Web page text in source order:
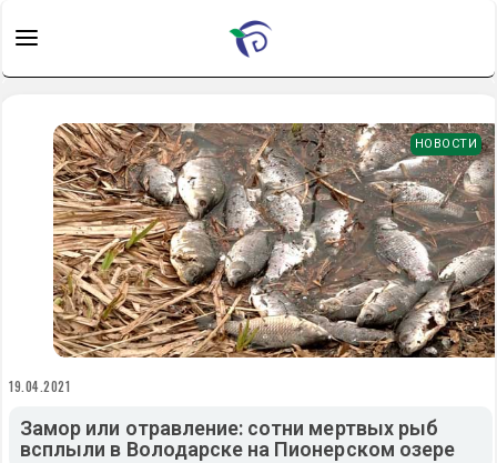
НОВОСТИ
19.04.2021
Замор или отравление: сотни мертвых рыб
всплыли в Володарске на Пионерском озере